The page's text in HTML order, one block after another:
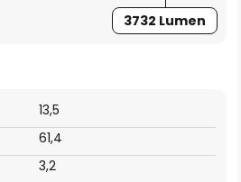
3732 Lumen
61,4
13,5
3,2